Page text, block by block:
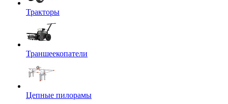
Тракторы
Траншеекопатели
Цепные пилорамы